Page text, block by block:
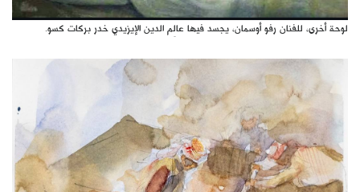
لوحة أخرى، للفنان رفو أوسمان، يجسد فيها عالِم الدين الإيزيدي خدر بركات كسو.